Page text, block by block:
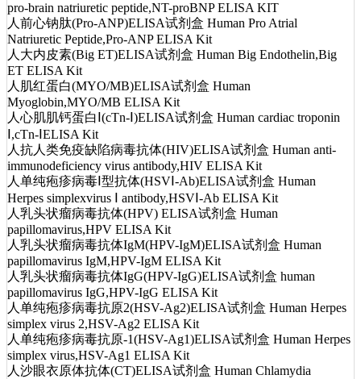
pro-brain natriuretic peptide,NT-proBNP ELISA KIT
人前心钠肽(Pro-ANP)ELISA试剂盒 Human Pro Atrial
Natriuretic Peptide,Pro-ANP ELISA Kit
人大内皮素(Big ET)ELISA试剂盒 Human Big Endothelin,Big
ET ELISA Kit
人肌红蛋白(MYO/MB)ELISA试剂盒 Human
Myoglobin,MYO/MB ELISA Kit
人心肌肌钙蛋白Ⅰ(cTn-Ⅰ)ELISA试剂盒 Human cardiac troponin
Ⅰ,cTn-ⅠELISA Kit
人抗人类免疫缺陷病毒抗体(HIV)ELISA试剂盒 Human anti-
immunodeficiency virus antibody,HIV ELISA Kit
人单纯疱疹病毒Ⅰ型抗体(HSVⅠ-Ab)ELISA试剂盒 Human
Herpes simplexvirus Ⅰ antibody,HSVⅠ-Ab ELISA Kit
人乳头状瘤病毒抗体(HPV) ELISA试剂盒 Human
papillomavirus,HPV ELISA Kit
人乳头状瘤病毒抗体IgM(HPV-IgM)ELISA试剂盒 Human
papillomavirus IgM,HPV-IgM ELISA Kit
人乳头状瘤病毒抗体IgG(HPV-IgG)ELISA试剂盒 human
papillomavirus IgG,HPV-IgG ELISA Kit
人单纯疱疹病毒抗原2(HSV-Ag2)ELISA试剂盒 Human Herpes
simplex virus 2,HSV-Ag2 ELISA Kit
人单纯疱疹病毒抗原-1(HSV-Ag1)ELISA试剂盒 Human Herpes
simplex virus,HSV-Ag1 ELISA Kit
人沙眼衣原体抗体(CT)ELISA试剂盒 Human Chlamydia